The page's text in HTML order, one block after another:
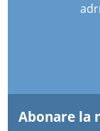
Abonare la